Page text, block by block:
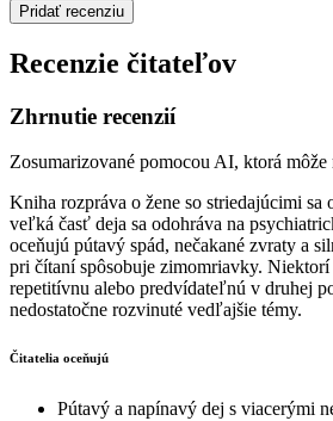
Pridať recenziu
Recenzie čitateľov
Zhrnutie recenzií
Zosumarizované pomocou AI, ktorá
Kniha rozpráva o žene so striedajúcimi sa
veľká časť deja sa odohráva na
oceňujú pútavý spád, nečakané zvraty a
pri čítaní spôsobuje zimomriavky.
repetitívnu alebo predvídateľnú v druhej
nedostatočne rozvinuté vedľajšie témy.
Čitatelia oceňujú
Pútavý a napínavý dej s viacerými